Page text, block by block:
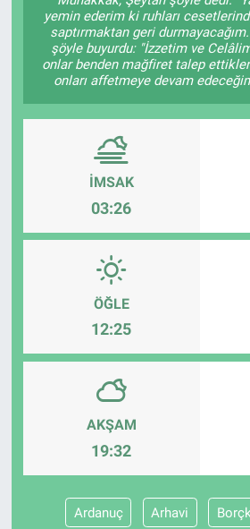
yemin ederim ki ruhları
saptırmaktan geri
şöyle buyurdu: "İzzetim ve
onlar benden mağfiret talep
onları affetmeye devam
İMSAK
03:26
ÖĞLE
12:25
AKŞAM
19:32
Ardanuç Arhavi
Ege'den Esintiler
Eğitim
Eğlence
Ekonomi
Forum
Gerçeğin İzinde
Gün Başlıyor
Gün Bitiyor
Gün Ortası
Gündem Özel
İletişim